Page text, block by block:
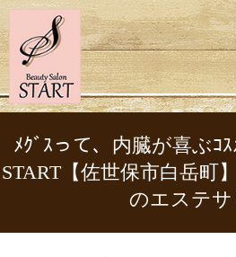
ﾒｸﾞｽって、内臓が喜ぶｺ
START【佐世保市白岳町
のエステサ